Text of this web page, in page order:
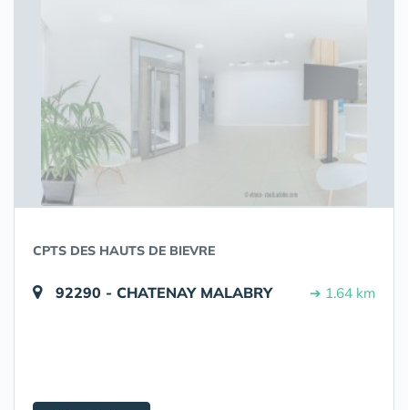
CPTS DES HAUTS DE BIEVRE
92290 - CHATENAY MALABRY ➔ 1.64 km